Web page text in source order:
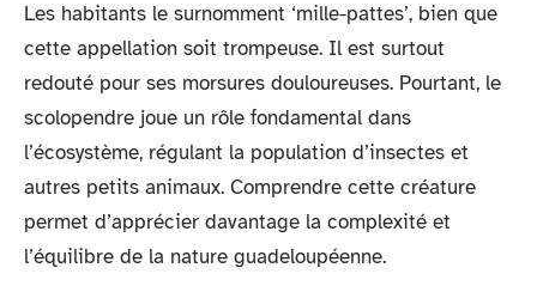
Les habitants le surnomment ‘mille-pattes’, bien que
cette appellation soit trompeuse. Il est surtout
redouté pour ses morsures douloureuses. Pourtant, le
scolopendre joue un rôle fondamental dans
l’écosystème, régulant la population d’insectes et
autres petits animaux. Comprendre cette créature
permet d’apprécier davantage la complexité et
l’équilibre de la nature guadeloupéenne.